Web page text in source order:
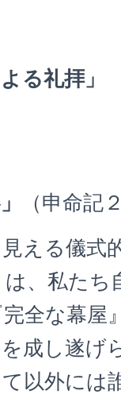
による礼
（申命記
る儀式
、私たち
全な幕屋
成し遂げ
以外には